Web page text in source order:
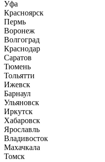
Уфа
Красноярск
Пермь
Воронеж
Волгоград
Краснодар
Саратов
Тюмень
Тольятти
Ижевск
Барнаул
Ульяновск
Иркутск
Хабаровск
Ярославль
Владивосток
Махачкала
Томск